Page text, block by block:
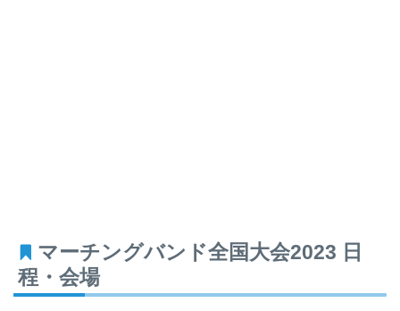
マーチングバンド全国大会2023 日
程・会場